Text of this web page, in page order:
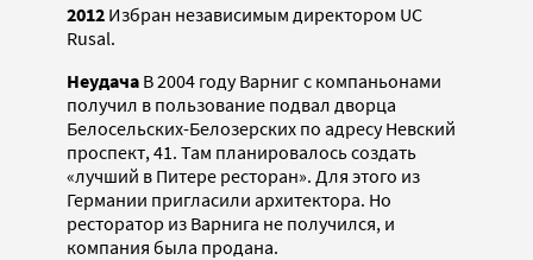
2012 Избран независимым директором UC
Rusal.
Неудача В 2004 году Варниг с компаньонами
получил в пользование подвал дворца
Белосельских-Белозерских по адресу Невский
проспект, 41. Там планировалось создать
«лучший в Питере ресторан». Для этого из
Германии пригласили архитектора. Но
ресторатор из Варнига не получился, и
компания была продана.